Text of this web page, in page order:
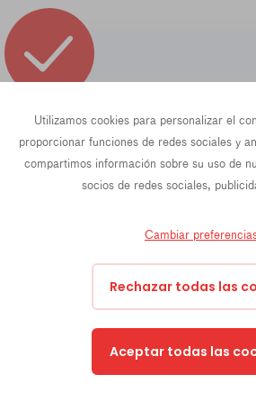
¿Por qué
formación
adecuada
usted?
Porque este programa le
- comunicarse conmás
Utilizamos cookies para personalizar el
proporcionar funciones de redes sociales y
compartimos información sobre su uso de
socios de redes sociales,
Cambiar
Rechazar todas las
Aceptar todas las